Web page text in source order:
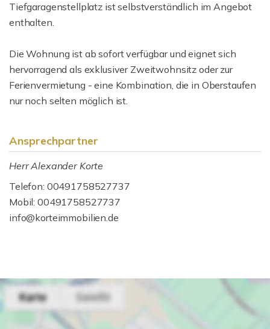
Tiefgaragenstellplatz ist selbstverständlich im Angebot
enthalten.
Die Wohnung ist ab sofort verfügbar und eignet sich
hervorragend als exklusiver Zweitwohnsitz oder zur
Ferienvermietung - eine Kombination, die in Oberstaufen
nur noch selten möglich ist.
Ansprechpartner
Herr Alexander Korte
Telefon: 00491758527737
Mobil: 00491758527737
info@korteimmobilien.de